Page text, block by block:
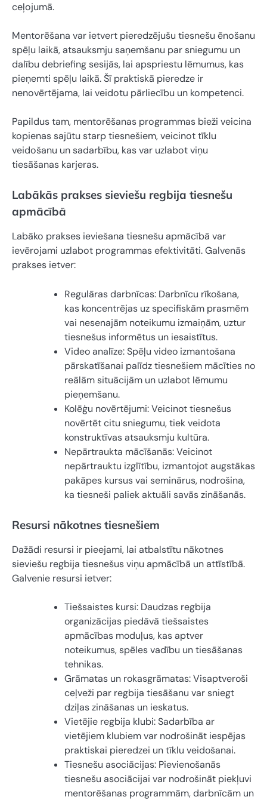
ceļojumā.
Mentorēšana var ietvert pieredzējušu tiesnešu ēnošanu
spēļu laikā, atsauksmju saņemšanu par sniegumu un
dalību debriefing sesijās, lai apspriestu lēmumus, kas
pieņemti spēļu laikā. Šī praktiskā pieredze ir
nenovērtējama, lai veidotu pārliecību un kompetenci.
Papildus tam, mentorēšanas programmas bieži veicina
kopienas sajūtu starp tiesnešiem, veicinot tīklu
veidošanu un sadarbību, kas var uzlabot viņu
tiesāšanas karjeras.
Labākās prakses sieviešu regbija tiesnešu
apmācībā
Labāko prakses ieviešana tiesnešu apmācībā var
ievērojami uzlabot programmas efektivitāti. Galvenās
prakses ietver:
Regulāras darbnīcas: Darbnīcu rīkošana,
kas koncentrējas uz specifiskām prasmēm
vai nesenajām noteikumu izmaiņām, uztur
tiesnešus informētus un iesaistītus.
Video analīze: Spēļu video izmantošana
pārskatīšanai palīdz tiesnešiem mācīties no
reālām situācijām un uzlabot lēmumu
pieņemšanu.
Kolēģu novērtējumi: Veicinot tiesnešus
novērtēt citu sniegumu, tiek veidota
konstruktīvas atsauksmju kultūra.
Nepārtraukta mācīšanās: Veicinot
nepārtrauktu izglītību, izmantojot augstākas
pakāpes kursus vai seminārus, nodrošina,
ka tiesneši paliek aktuāli savās zināšanās.
Resursi nākotnes tiesnešiem
Dažādi resursi ir pieejami, lai atbalstītu nākotnes
sieviešu regbija tiesnešus viņu apmācībā un attīstībā.
Galvenie resursi ietver:
Tiešsaistes kursi: Daudzas regbija
organizācijas piedāvā tiešsaistes
apmācības moduļus, kas aptver
noteikumus, spēles vadību un tiesāšanas
tehnikas.
Grāmatas un rokasgrāmatas: Visaptveroši
ceļveži par regbija tiesāšanu var sniegt
dziļas zināšanas un ieskatus.
Vietējie regbija klubi: Sadarbība ar
vietējiem klubiem var nodrošināt iespējas
praktiskai pieredzei un tīklu veidošanai.
Tiesnešu asociācijas: Pievienošanās
tiesnešu asociācijai var nodrošināt piekļuvi
mentorēšanas programmām, darbnīcām un